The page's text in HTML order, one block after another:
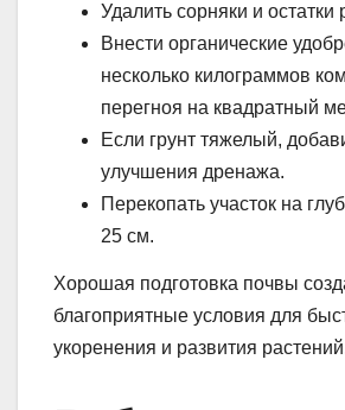
Удалить сорняки и остатки
Внести органические
несколько килограммов
перегноя на квадратный
Если грунт тяжелый,
улучшения дренажа.
Перекопать участок на
25 см.
Хорошая подготовка почвы
благоприятные условия для
укоренения и развития